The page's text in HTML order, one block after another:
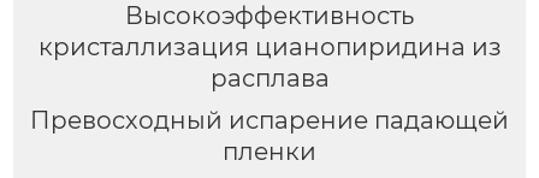
Высокоэффективность
кристаллизация цианопиридина из
расплава
Превосходный испарение падающей
пленки